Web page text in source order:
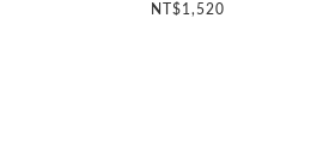
NT$1,520